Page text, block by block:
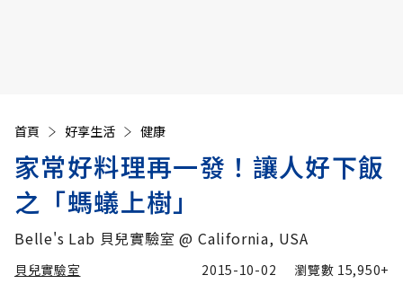
首頁 好享生活 健康
家常好料理再一發！讓人好下飯
之「螞蟻上樹」
Belle's Lab 貝兒實驗室 @ California, USA
貝兒實驗室 2015-10-02 瀏覽數 15,950+